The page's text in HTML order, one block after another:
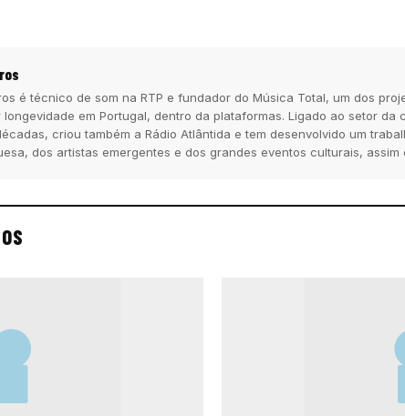
é técnico de som na RTP e fundador do Música Total, um dos
longevidade em Portugal, dentro da plataformas. Ligado ao setor da
criou também a Rádio Atlântida e tem desenvolvido um
dos artistas emergentes e dos grandes eventos culturais,